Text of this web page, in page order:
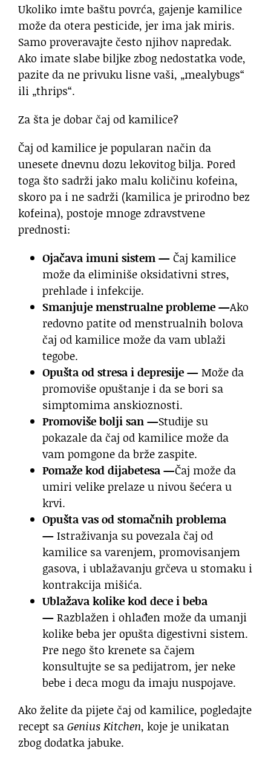
Ukoliko imte baštu povrća, gajenje kamilice
može da otera pesticide, jer ima jak miris.
Samo proveravajte često njihov napredak.
Ako imate slabe biljke zbog nedostatka vode,
pazite da ne privuku lisne vaši, „mealybugs“
ili „thrips“.
Za šta je dobar čaj od kamilice?
Čaj od kamilice je popularan način da
unesete dnevnu dozu lekovitog bilja. Pored
toga što sadrži jako malu količinu kofeina,
skoro pa i ne sadrži (kamilica je prirodno bez
kofeina), postoje mnoge zdravstvene
prednosti:
Ojačava imuni sistem —Čaj kamilice
može da eliminiše oksidativni stres,
prehlade i infekcije.
Smanjuje menstrualne probleme —Ako
redovno patite od menstrualnih bolova
čaj od kamilice može da vam ublaži
tegobe.
Opušta od stresa i depresije —Može da
promoviše opuštanje i da se bori sa
simptomima anskioznosti.
Promoviše bolji san —Studije su
pokazale da čaj od kamilice može da
vam pomgone da brže zaspite.
Pomaže kod dijabetesa —Čaj može da
umiri velike prelaze u nivou šećera u
krvi.
Opušta vas od stomačnih problema
—Istraživanja su povezala čaj od
kamilice sa varenjem, promovisanjem
gasova, i ublažavanju grčeva u stomaku i
kontrakcija mišića.
Ublažava kolike kod dece i beba
—Razblažen i ohlađen može da umanji
kolike beba jer opušta digestivni sistem.
Pre nego što krenete sa čajem
konsultujte se sa pedijatrom, jer neke
bebe i deca mogu da imaju nuspojave.
Ako želite da pijete čaj od kamilice, pogledajte
recept saGenius Kitchen, koje je unikatan
zbog dodatka jabuke.